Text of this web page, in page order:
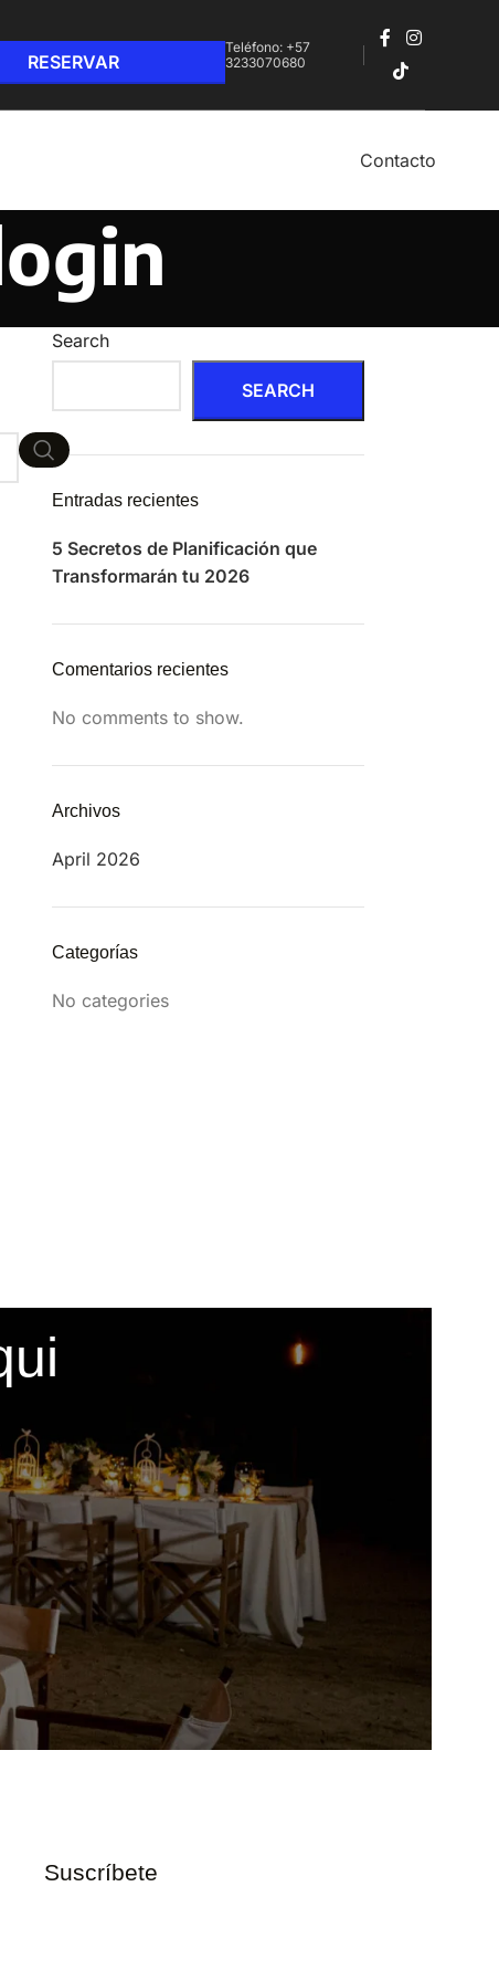
Teléfono: +57
3233070680‬
Contacto
Search
SEARCH
Entradas recientes
5 Secretos de Planificación que
Transformarán tu 2026
Comentarios recientes
No comments to show.
Archivos
April 2026
Categorías
No categories
Suscríbete